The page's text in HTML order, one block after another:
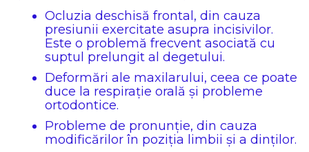
Ocluzia deschisă frontal, din cauza
presiunii exercitate asupra incisivilor.
Este o problemă frecvent asociată cu
suptul prelungit al degetului.
Deformări ale maxilarului, ceea ce poate
duce la respirație orală și probleme
ortodontice.
Probleme de pronunție, din cauza
modificărilor în poziția limbii și a dinților.